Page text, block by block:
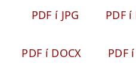
PDF í JPG PDF í
PDF í DOCX PDF